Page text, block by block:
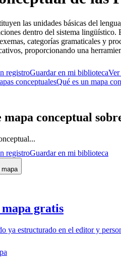
las unidades básicas del
dentro del sistema lingüístico.
categorías gramaticales y
proporcionando una
registroGuardar en mi bibliotecaVer
conceptualesQué es un mapa
conceptual
registroGuardar en mi biblioteca
gratis
ya estructurado en el editor y